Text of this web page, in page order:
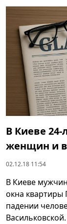
В Киеве 24-
женщин и
02.12.18 11:54
В Киеве
окна квартиры
падении